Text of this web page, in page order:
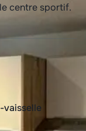
centre sportif.
vaisselle